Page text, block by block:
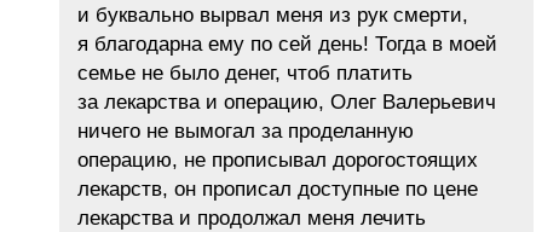
и буквально вырвал меня из рук смерти,
я благодарна ему по сей день! Тогда в моей
семье не было денег, чтоб платить
за лекарства и операцию, Олег Валерьевич
ничего не вымогал за проделанную
операцию, не прописывал дорогостоящих
лекарств, он прописал доступные по цене
лекарства и продолжал меня лечить